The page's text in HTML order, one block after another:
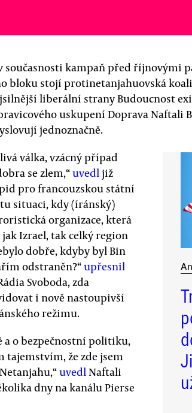
současnosti kampaň před říjnovými
bloku stojí protinetanjahuovská
liberální strany Budoucnost
uskupení Doprava Naftali
jednoznačně.
válka, vzácný případ
se zlem,“uvedljiž
pro francouzskou státní
situaci, kdy (íránský)
organizace, která
Izrael, tak celký region
dobře, kdyby byl Bin
odstraněn?“upřesnil
Svoboda, zda
i nově nastoupivší
režimu.
a o bezpečnostní politiku,
tajemstvím, že zde jsem
uvedlNaftali
dny na kanálu Pierse